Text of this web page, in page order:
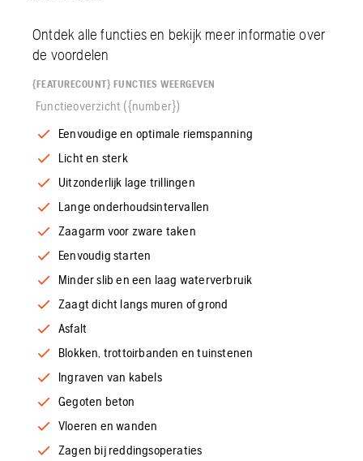
Ontdek alle functies en bekijk meer informatie over
de voordelen
{FEATURECOUNT} FUNCTIES WEERGEVEN
Functieoverzicht ({number})
Eenvoudige en optimale riemspanning
Licht en sterk
Uitzonderlijk lage trillingen
Lange onderhoudsintervallen
Zaagarm voor zware taken
Eenvoudig starten
Minder slib en een laag waterverbruik
Zaagt dicht langs muren of grond
Asfalt
Blokken, trottoirbanden en tuinstenen
Ingraven van kabels
Gegoten beton
Vloeren en wanden
Zagen bij reddingsoperaties